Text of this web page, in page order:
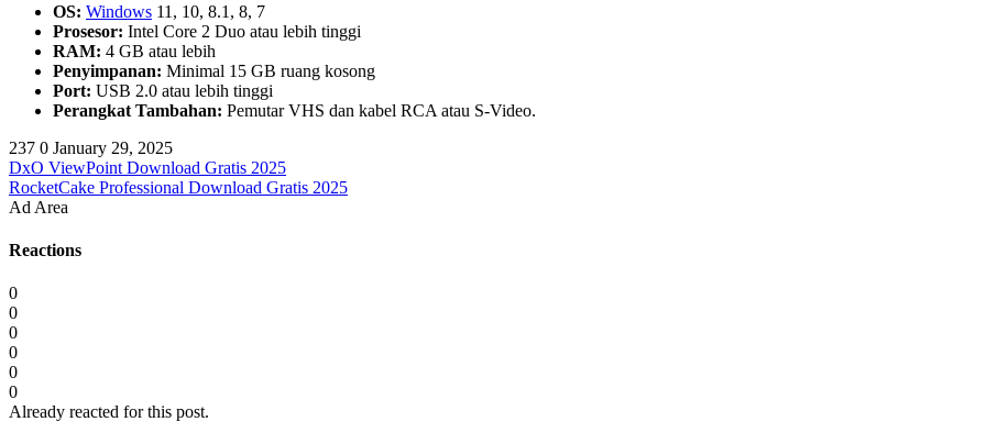
OS: Windows 11, 10, 8.1, 8, 7
Prosesor: Intel Core 2 Duo atau lebih tinggi
RAM: 4 GB atau lebih
Penyimpanan: Minimal 15 GB ruang kosong
Port: USB 2.0 atau lebih tinggi
Perangkat Tambahan: Pemutar VHS dan kabel RCA atau S-Video.
237 0 January 29, 2025
DxO ViewPoint Download Gratis 2025
RocketCake Professional Download Gratis 2025
Ad Area
Reactions
0
0
0
0
0
0
Already reacted for this post.